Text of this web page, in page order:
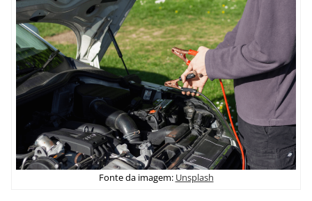
Fonte da imagem: Unsplash